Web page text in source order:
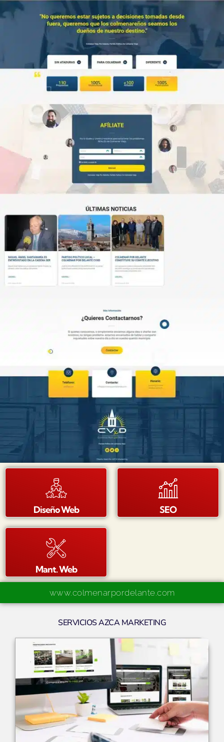
Diseño Web
Mant. Web
SEO
www.colmenarpordelante.com
SERVICIOS AZCA MARKETING